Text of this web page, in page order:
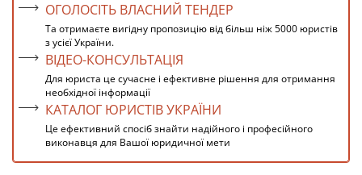
ОГОЛОСІТЬ ВЛАСНИЙ ТЕНДЕР
Та отримаєте вигідну пропозицію від більш ніж 5000 юристів
з усієї України.
ВІДЕО-КОНСУЛЬТАЦІЯ
Для юриста це сучасне і ефективне рішення для отримання
необхідної інформації
КАТАЛОГ ЮРИСТІВ УКРАЇНИ
Це ефективний спосіб знайти надійного і професійного
виконавця для Вашої юридичної мети